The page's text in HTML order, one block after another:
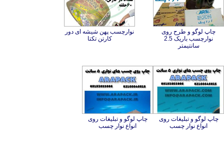
چاپ لوگو و طرح روی
نوارچسب باریک 2.5
سانتیمتر
نوارچسب پهن شیشه ای دور
کارتن تکتا
چاپ لوگو و تبلیغات روی
انواع نوار چسب
چاپ لوگو و تبلیغات روی
انواع نوار چسب